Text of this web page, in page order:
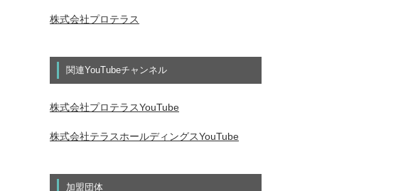
株式会社プロテラス
関連YouTubeチャンネル
株式会社プロテラスYouTube
株式会社テラスホールディングスYouTube
加盟団体